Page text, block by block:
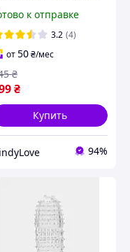
с
к отправке
3.2 (4)
от50₴/мес
₴
₴
Купить
94%